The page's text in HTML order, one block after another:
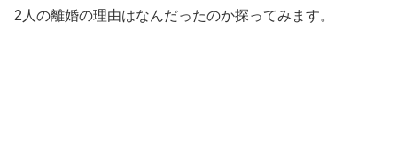
2人の離婚の理由はなんだったのか探ってみます。